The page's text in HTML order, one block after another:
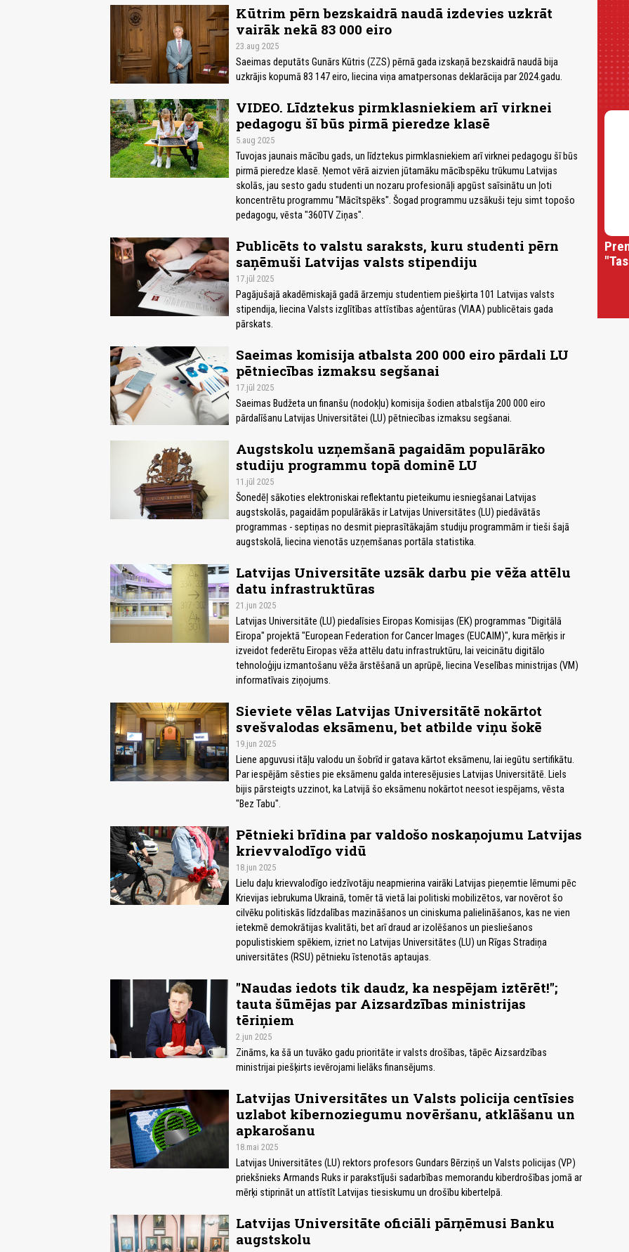
Kūtrim pērn bezskaidrā naudā izdevies uzkrāt
vairāk nekā 83 000 eiro
23.aug 2025
Saeimas deputāts Gunārs Kūtris (ZZS) pērnā gada izskaņā bezskaidrā naudā bija
uzkrājis kopumā 83 147 eiro, liecina viņa amatpersonas deklarācija par 2024.gadu.
VIDEO. Līdztekus pirmklasniekiem arī virknei
pedagogu šī būs pirmā pieredze klasē
5.aug 2025
Tuvojas jaunais mācību gads, un līdztekus pirmklasniekiem arī virknei pedagogu šī būs
pirmā pieredze klasē. Ņemot vērā aizvien jūtamāku mācībspēku trūkumu Latvijas
skolās, jau sesto gadu studenti un nozaru profesionāļi apgūst saīsinātu un ļoti
koncentrētu programmu "Mācītspēks". Šogad programmu uzsākuši teju simt topošo
pedagogu, vēsta "360TV Ziņas".
Publicēts to valstu saraksts, kuru studenti pērn
saņēmuši Latvijas valsts stipendiju
17.jūl 2025
Pagājušajā akadēmiskajā gadā ārzemju studentiem piešķirta 101 Latvijas valsts
stipendija, liecina Valsts izglītības attīstības aģentūras (VIAA) publicētais gada
pārskats.
Saeimas komisija atbalsta 200 000 eiro pārdali LU
pētniecības izmaksu segšanai
17.jūl 2025
Saeimas Budžeta un finanšu (nodokļu) komisija šodien atbalstīja 200 000 eiro
pārdalīšanu Latvijas Universitātei (LU) pētniecības izmaksu segšanai.
Augstskolu uzņemšanā pagaidām populārāko
studiju programmu topā dominē LU
11.jūl 2025
Šonedēļ sākoties elektroniskai reflektantu pieteikumu iesniegšanai Latvijas
augstskolās, pagaidām populārākās ir Latvijas Universitātes (LU) piedāvātās
programmas - septiņas no desmit pieprasītākajām studiju programmām ir tieši šajā
augstskolā, liecina vienotās uzņemšanas portāla statistika.
Latvijas Universitāte uzsāk darbu pie vēža attēlu
datu infrastruktūras
21.jun 2025
Latvijas Universitāte (LU) piedalīsies Eiropas Komisijas (EK) programmas "Digitālā
Eiropa" projektā "European Federation for Cancer Images (EUCAIM)", kura mērķis ir
izveidot federētu Eiropas vēža attēlu datu infrastruktūru, lai veicinātu digitālo
tehnoloģiju izmantošanu vēža ārstēšanā un aprūpē, liecina Veselības ministrijas (VM)
informatīvais ziņojums.
Sieviete vēlas Latvijas Universitātē nokārtot
svešvalodas eksāmenu, bet atbilde viņu šokē
19.jun 2025
Liene apguvusi itāļu valodu un šobrīd ir gatava kārtot eksāmenu, lai iegūtu sertifikātu.
Par iespējām sēsties pie eksāmenu galda interesējusies Latvijas Universitātē. Liels
bijis pārsteigts uzzinot, ka Latvijā šo eksāmenu nokārtot neesot iespējams, vēsta
"Bez Tabu".
Pētnieki brīdina par valdošo noskaņojumu Latvijas
krievvalodīgo vidū
18.jun 2025
Lielu daļu krievvalodīgo iedzīvotāju neapmierina vairāki Latvijas pieņemtie lēmumi pēc
Krievijas iebrukuma Ukrainā, tomēr tā vietā lai politiski mobilizētos, var novērot šo
cilvēku politiskās līdzdalības mazināšanos un ciniskuma palielināšanos, kas ne vien
ietekmē demokrātijas kvalitāti, bet arī draud ar izolēšanos un piesliešanos
populistiskiem spēkiem, izriet no Latvijas Universitātes (LU) un Rīgas Stradiņa
universitātes (RSU) pētnieku īstenotās aptaujas.
"Naudas iedots tik daudz, ka nespējam iztērēt!";
tauta šūmējas par Aizsardzības ministrijas
tēriņiem
2.jun 2025
Zināms, ka šā un tuvāko gadu prioritāte ir valsts drošības, tāpēc Aizsardzības
ministrijai piešķirts ievērojami lielāks finansējums.
Latvijas Universitātes un Valsts policija centīsies
uzlabot kibernoziegumu novēršanu, atklāšanu un
apkarošanu
18.mai 2025
Latvijas Universitātes (LU) rektors profesors Gundars Bērziņš un Valsts policijas (VP)
priekšnieks Armands Ruks ir parakstījuši sadarbības memorandu kiberdrošības jomā ar
mērķi stiprināt un attīstīt Latvijas tiesiskumu un drošību kibertelpā.
Latvijas Universitāte oficiāli pārņēmusi Banku
augstskolu